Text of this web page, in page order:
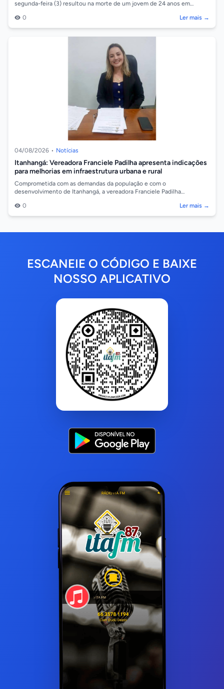
segunda-feira (3) resultou na morte de um jovem de 24 anos em
0
Ler mais →
04/08/2026 • Notícias
Itanhangá: Vereadora Franciele Padilha apresenta indicações
para melhorias em infraestrutura urbana e rural
Comprometida com as demandas da população e com o
desenvolvimento de Itanhangá, a vereadora Franciele Padilha
0
Ler mais →
ESCANEIE O CÓDIGO E BAIXE
NOSSO APLICATIVO